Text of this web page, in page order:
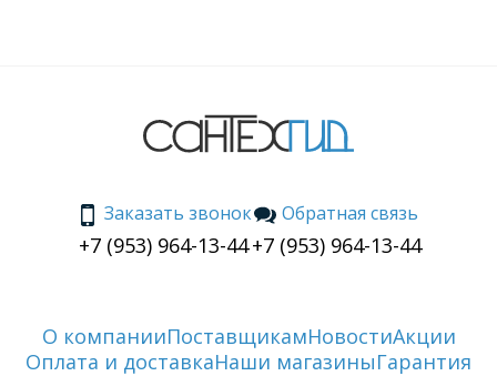
Заказать звонок
+7 (953) 964-13-44
Обратная связь
+7 (953) 964-13-44
О компанииПоставщикамНовостиАкции
Оплата и доставкаНаши магазиныГарантия